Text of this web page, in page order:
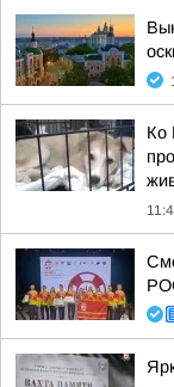
Ко